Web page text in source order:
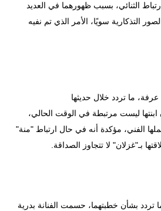
الثنائي، بسبب ظهورهما في العديد
التذكارية سويًا، الأمر الذي تم نفيه
ما تردد خلال حديثها
ليست مرتبطة في الوقت الحالي،
الفني، مؤكدة أنه في حال ارتباط "منة"
بـ"غزلان" لا تتجاوز الصداقة.
تردد بشأن خطبتهما، حسمت الفنانة بدرية